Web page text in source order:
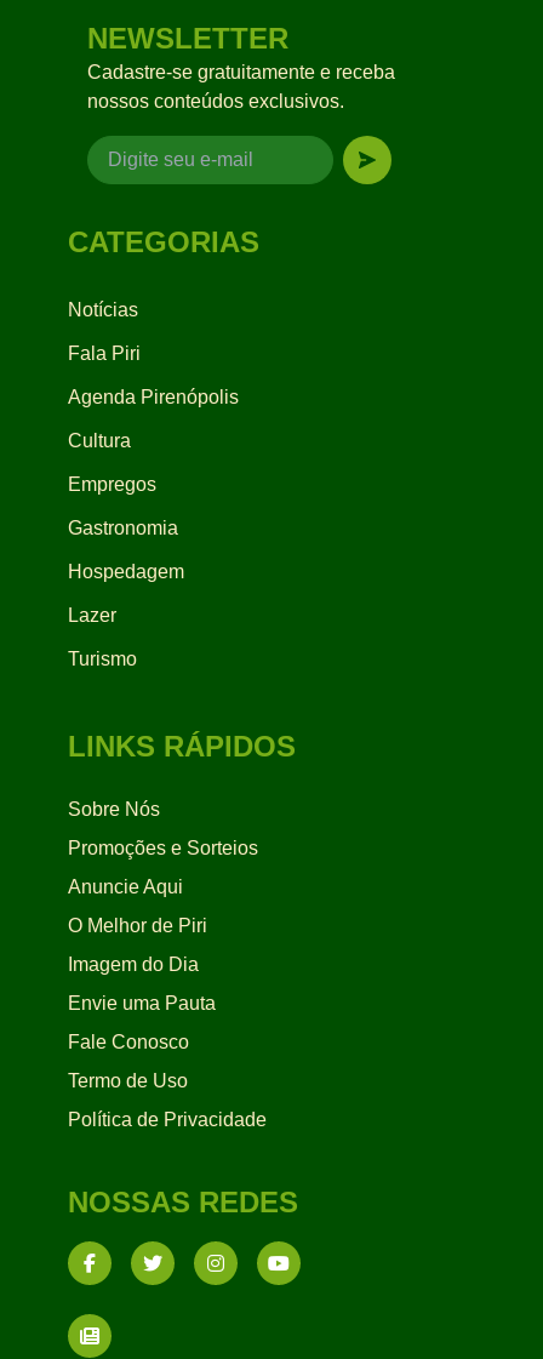
NEWSLETTER
Cadastre-se gratuitamente e receba
nossos conteúdos exclusivos.
CATEGORIAS
Notícias
Fala Piri
Agenda Pirenópolis
Cultura
Empregos
Gastronomia
Hospedagem
Lazer
Turismo
LINKS RÁPIDOS
Sobre Nós
Promoções e Sorteios
Anuncie Aqui
O Melhor de Piri
Imagem do Dia
Envie uma Pauta
Fale Conosco
Termo de Uso
Política de Privacidade
NOSSAS REDES